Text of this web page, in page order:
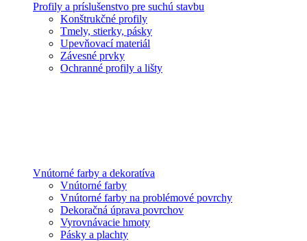
Profily a príslušenstvo pre suchú stavbu
Konštrukčné profily
Tmely, stierky, pásky
Upevňovací materiál
Závesné prvky
Ochranné profily a lišty
Vnútorné farby a dekoratíva
Vnútorné farby
Vnútorné farby na problémové povrchy
Dekoračná úprava povrchov
Vyrovnávacie hmoty
Pásky a plachty